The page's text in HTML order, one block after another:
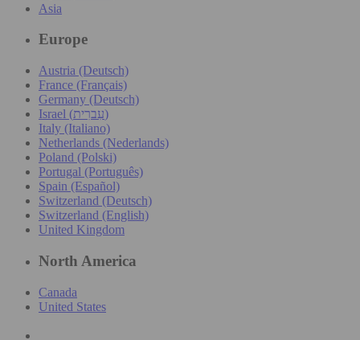
Asia
Europe
Austria (Deutsch)
France (Français)
Germany (Deutsch)
Israel (עִברִית)
Italy (Italiano)
Netherlands (Nederlands)
Poland (Polski)
Portugal (Português)
Spain (Español)
Switzerland (Deutsch)
Switzerland (English)
United Kingdom
North America
Canada
United States